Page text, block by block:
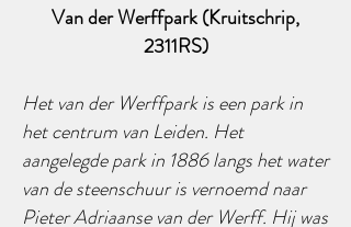
Van der Werffpark (Kruitschrip,
2311RS)
Het van der Werffpark is een park in
het centrum van Leiden. Het
aangelegde park in 1886 langs het water
van de steenschuur is vernoemd naar
Pieter Adriaanse van der Werff. Hij was